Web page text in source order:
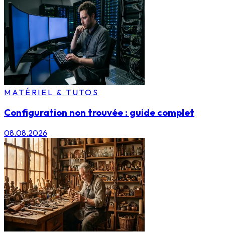
MATÉRIEL & TUTOS
Configuration non trouvée : guide complet
08.08.2026